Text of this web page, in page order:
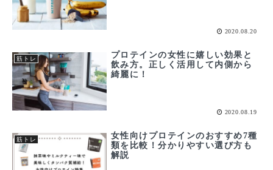
2020.08.20
筋トレ
プロテインの女性に嬉しい効果と
飲み方。正しく活用して内側から
綺麗に！
2020.08.19
筋トレ
女性向けプロテインのおすすめ7種
類を比較！分かりやすい選び方も
解説